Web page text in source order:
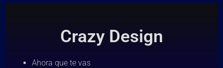
Crazy Design
Ahora que te vas